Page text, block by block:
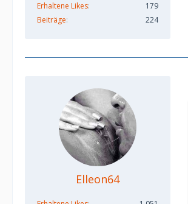
Erhaltene Likes
179
Beiträge
224
Elleon64